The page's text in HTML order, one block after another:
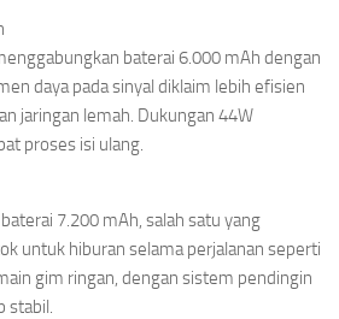
baterai 6.000 mAh dengan
daya pada sinyal diklaim lebih efisien
jaringan lemah. Dukungan 44W
proses isi ulang.
7.200 mAh, salah satu yang
untuk hiburan selama perjalanan seperti
gim ringan, dengan sistem pendingin
stabil.